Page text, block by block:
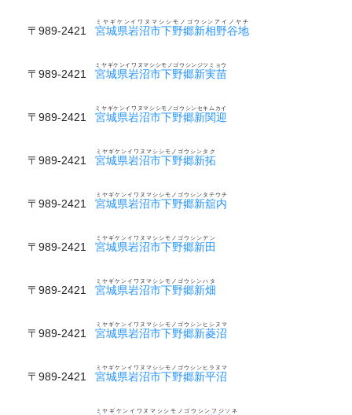
〒989-2421 宮城県岩沼市下野郷新相野谷地
ミヤギケンイワヌマシシモノゴウシンアイノヤチ
〒989-2421 宮城県岩沼市下野郷新実苗
ミヤギケンイワヌマシシモノゴウシンジツミョウ
〒989-2421 宮城県岩沼市下野郷新関迎
ミヤギケンイワヌマシシモノゴウシンセキムカイ
〒989-2421 宮城県岩沼市下野郷新拓
ミヤギケンイワヌマシシモノゴウシンタク
〒989-2421 宮城県岩沼市下野郷新舘内
ミヤギケンイワヌマシシモノゴウシンタテウチ
〒989-2421 宮城県岩沼市下野郷新田
ミヤギケンイワヌマシシモノゴウシンデン
〒989-2421 宮城県岩沼市下野郷新畑
ミヤギケンイワヌマシシモノゴウシンハタ
〒989-2421 宮城県岩沼市下野郷新菱沼
ミヤギケンイワヌマシシモノゴウシンヒシヌマ
〒989-2421 宮城県岩沼市下野郷新平沼
ミヤギケンイワヌマシシモノゴウシンヒラヌマ
ミヤギケンイワヌマシシモノゴウシンフジソネ